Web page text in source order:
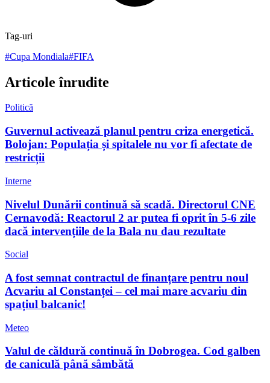
Tag-uri
#Cupa Mondiala#FIFA
Articole înrudite
Politică
Guvernul activează planul pentru criza energetică.
Bolojan: Populația și spitalele nu vor fi afectate de
restricții
Interne
Nivelul Dunării continuă să scadă. Directorul CNE
Cernavodă: Reactorul 2 ar putea fi oprit în 5-6 zile
dacă intervențiile de la Bala nu dau rezultate
Social
A fost semnat contractul de finanțare pentru noul
Acvariu al Constanței – cel mai mare acvariu din
spațiul balcanic!
Meteo
Valul de căldură continuă în Dobrogea. Cod galben
de caniculă până sâmbătă